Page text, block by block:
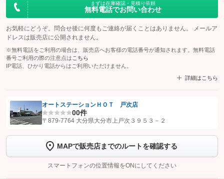
まずは在庫確認・見積り依頼
無料電話でお問い合わせ
お気軽にどうぞ。問合せ後に何度もご連絡が届くことはありません。 メールア
ドレスは販売店に公開されません。
※無料電話をご利用の場合は、販売店へお客様の電話番号が通知されます。無料電話
番号ご利用の際の注意点は こちら
IP電話、ひかり電話からはご利用いただけません。
詳細はこちら
【STEP1】 認証画面でグーネットを友だち追加してから「許可する」ボタンを押
トーク画面で
ボタンをタップして問い合わせを
完了してください。
こちら
オートステーションＨＯＴ 戸次店
00件
〒879-7764 大分県大分市上戸次３９５３－２
MAPで販売店までのルートを確認する
スマートフォンの位置情報をONにしてください